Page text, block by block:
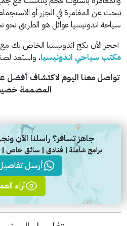
تبحث عن المغامرة في الجزر أو
سياحة اندونيسيا عوائل هو الطريق نحو
احجز الآن بكج اندونيسيا الخاص بك
مكتب سياحي اندونيسيا، واستعد
تواصل معنا اليوم لاكتشاف أفضل
المصممة
جاهز تسافر؟ راسلنا الآن
برامج شاملة | فنادق | سائق خاص | دعم 24/7
أرسل
آراء